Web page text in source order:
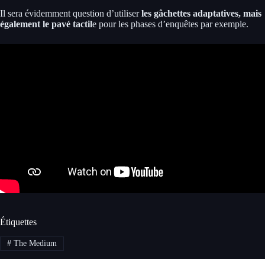
Il sera évidemment question d’utiliserles gâchettes adaptatives, mais
également le pavé tactile pour les phases d’enquêtes par exemple.
Étiquettes
#The Medium